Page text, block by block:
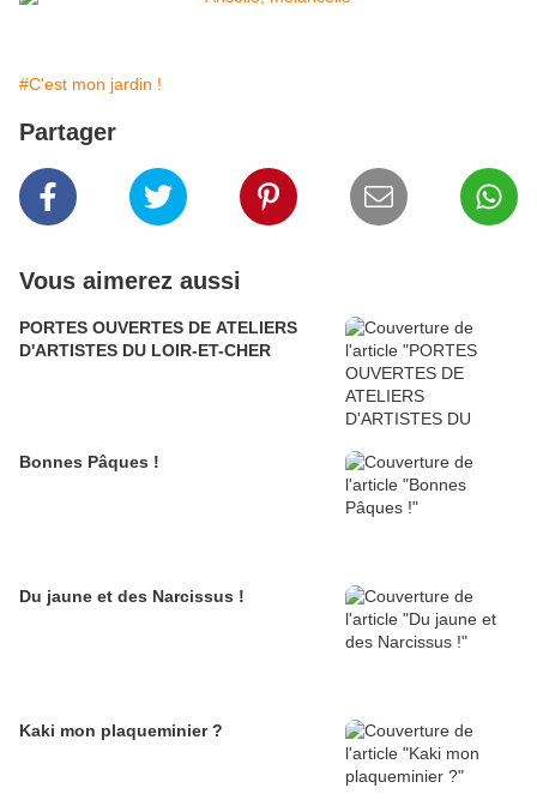
#C'est mon jardin !
Partager
Vous aimerez aussi
PORTES OUVERTES DE ATELIERS
D'ARTISTES DU LOIR-ET-CHER
Bonnes Pâques !
Du jaune et des Narcissus !
Kaki mon plaqueminier ?